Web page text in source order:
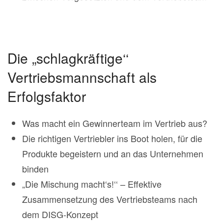
Die „schlagkräftige‘‘
Vertriebsmannschaft als
Erfolgsfaktor
Was macht ein Gewinnerteam im Vertrieb aus?
Die richtigen Vertriebler ins Boot holen, für die
Produkte begeistern und an das Unternehmen
binden
„Die Mischung macht‘s!‘‘ – Effektive
Zusammensetzung des Vertriebsteams nach
dem DISG-Konzept